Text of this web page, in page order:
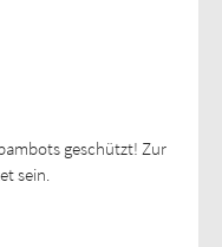
geschützt! Zur
sein.